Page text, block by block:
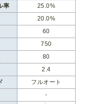
率
25.0%
20.0%
60
750
80
2.4
フルオート
-